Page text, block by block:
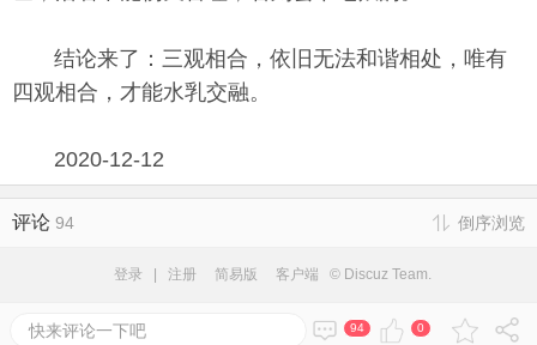
结论来了：三观相合，依旧无法和谐相处，唯有
四观相合，才能水乳交融。
2020-12-12
评论 94 倒序浏览
0
94
快来评论一下吧
登录 注册 简易版 客户端 © Discuz Team.